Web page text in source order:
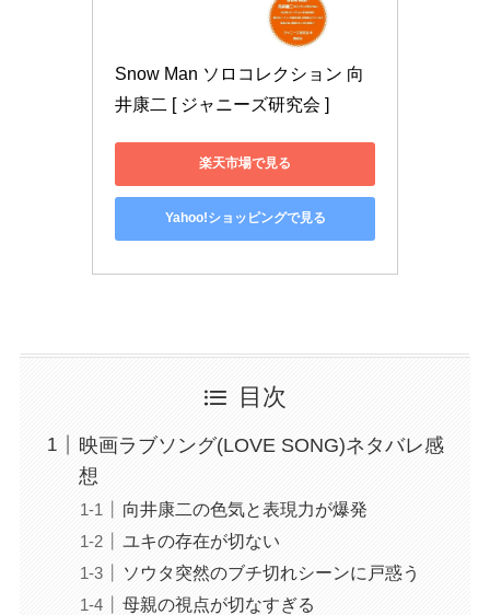
Snow Man ソロコレクション 向
井康二 [ ジャニーズ研究会 ]
楽天市場で見る
Yahoo!ショッピングで見る
目次
映画ラブソング(LOVE SONG)ネタバレ感
想
向井康二の色気と表現力が爆発
ユキの存在が切ない
ソウタ突然のブチ切れシーンに戸惑う
母親の視点が切なすぎる